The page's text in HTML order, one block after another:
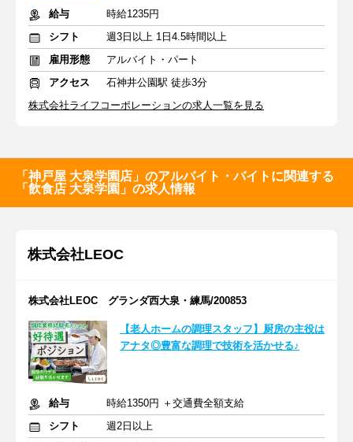
給与
時給1235円
シフト
週3日以上 1日4.5時間以上
雇用形態
アルバイト・パート
アクセス
石神井公園駅 徒歩3分
株式会社ライフコーポレーションの求人一覧を見る
「神戸屋 大泉学園店」のアルバイト・バイトに関連する
「飲食店 大泉学園」の求人情報
株式会社LEOC
株式会社LEOC グランダ西大泉・練馬/200853
【老人ホームの調理スタッフ】厨房の主役は
アナタ◎豊富な調理で技術を活かせる♪
給与
時給1350円 ＋交通費全額支給
シフト
週2日以上